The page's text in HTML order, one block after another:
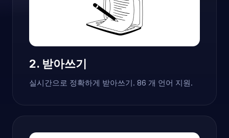
2. 받아쓰기
실시간으로 정확하게 받아쓰기. 86 개 언어 지원.